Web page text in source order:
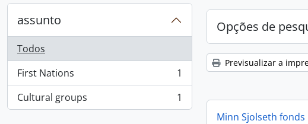
assunto
Todos
First Nations
, 1 resultados
1
Cultural groups
, 1 resultados 1
Opções de
Previsualizar a
Minn Sjolseth fonds